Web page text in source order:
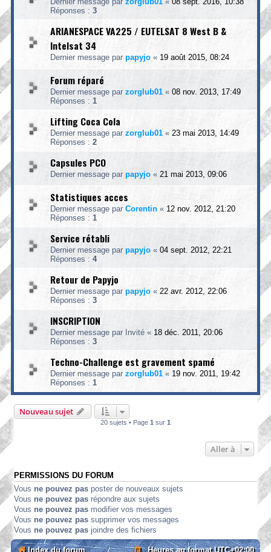
Réponses : 3
ARIANESPACE VA225 / EUTELSAT 8 West B &
Intelsat 34
Dernier message par papyjo « 19 août 2015, 08:24
Forum réparé
Dernier message par zorglub01 « 08 nov. 2013, 17:49
Réponses : 1
Lifting Coca Cola
Dernier message par zorglub01 « 23 mai 2013, 14:49
Réponses : 2
Capsules PCO
Dernier message par papyjo « 21 mai 2013, 09:06
Statistiques acces
Dernier message par Corentin « 12 nov. 2012, 21:20
Réponses : 1
Service rétabli
Dernier message par papyjo « 04 sept. 2012, 22:21
Réponses : 4
Retour de Papyjo
Dernier message par papyjo « 22 avr. 2012, 22:06
Réponses : 3
INSCRIPTION
Dernier message par Invité « 18 déc. 2011, 20:06
Réponses : 3
Techno-Challenge est gravement spamé
Dernier message par zorglub01 « 19 nov. 2011, 19:42
Réponses : 1
Nouveau sujet
20 sujets • Page 1 sur 1
Aller à
PERMISSIONS DU FORUM
Vous ne pouvez pas poster de nouveaux sujets
Vous ne pouvez pas répondre aux sujets
Vous ne pouvez pas modifier vos messages
Vous ne pouvez pas supprimer vos messages
Vous ne pouvez pas joindre des fichiers
Index du forum Heures au formatUTC+02:00